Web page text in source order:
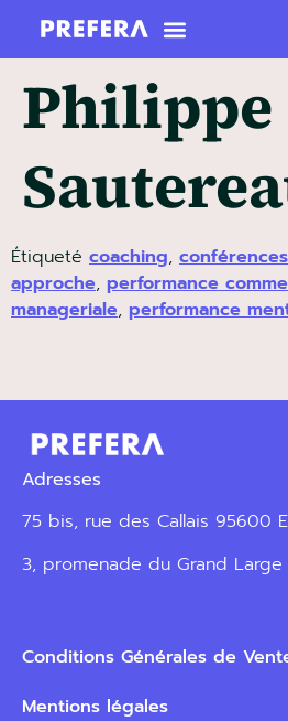
Philippe
Étiqueté coaching, conférences
approche, performance
manageriale, performance
Adresses
75 bis, rue des Callais 95600
3, promenade du Grand Large
Conditions Générales de
Mentions légales